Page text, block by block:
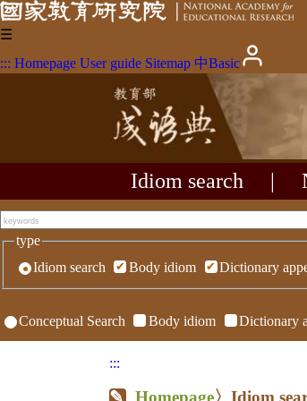
☰
::: Homepage User guide Sitemap 中Basic
Idiom search
type
Idiom search
Body idiom Dictionary
Conceptual Search Body idiom Dictionary
:::
Homepage〉Idiom